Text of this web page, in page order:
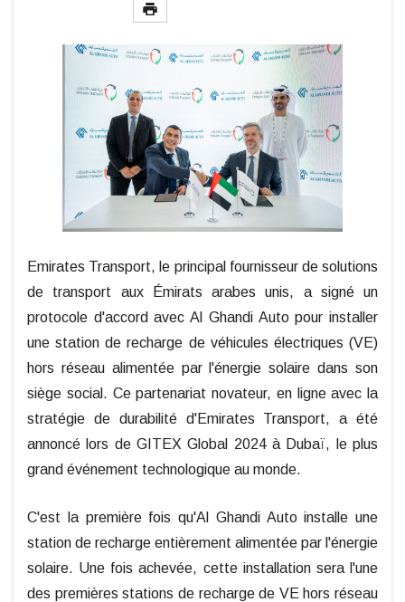
Emirates Transport, le principal fournisseur de solutions
de transport aux Émirats arabes unis, a signé un
protocole d'accord avec Al Ghandi Auto pour installer
une station de recharge de véhicules électriques (VE)
hors réseau alimentée par l'énergie solaire dans son
siège social. Ce partenariat novateur, en ligne avec la
stratégie de durabilité d'Emirates Transport, a été
annoncé lors de GITEX Global 2024 à Dubaï, le plus
grand événement technologique au monde.
C'est la première fois qu'Al Ghandi Auto installe une
station de recharge entièrement alimentée par l'énergie
solaire. Une fois achevée, cette installation sera l'une
des premières stations de recharge de VE hors réseau